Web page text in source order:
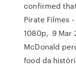
confirmed
Pirate Filmes
1080p, 9 Mar
McDonald
food da